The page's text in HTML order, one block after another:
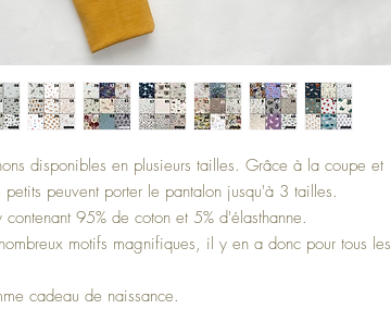
disponibles en plusieurs tailles. Grâce à la coupe et
peuvent porter le pantalon jusqu'à 3 tailles.
contenant 95% de coton et 5% d'élasthanne.
motifs magnifiques, il y en a donc pour tous les
cadeau de naissance.